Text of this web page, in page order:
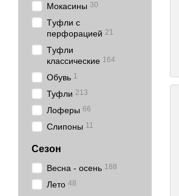
Мокасины 30
Tуфли с
перфорацией 21
Tуфли
классические 164
Обувь 1
Туфли 213
Лоферы 66
Слипоны 11
Сезон
Весна - осень 188
Лето 48